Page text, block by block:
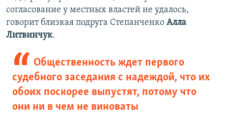
согласование у местных властей не удалось,
говорит близкая подруга Степанченко Алла
Литвинчук.
Общественность ждет первого
судебного заседания с надеждой, что их
обоих поскорее выпустят, потому что
они ни в чем не виноваты